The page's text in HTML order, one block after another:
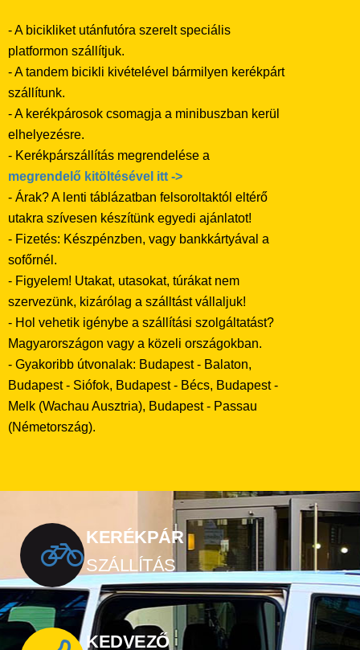
- A bicikliket utánfutóra szerelt speciális
platformon szállítjuk.
- A tandem bicikli kivételével bármilyen kerékpárt
szállítunk.
- A kerékpárosok csomagja a minibuszban kerül
elhelyezésre.
- Kerékpárszállítás megrendelése a
megrendelő kitöltésével itt ->
- Árak? A lenti táblázatban felsoroltaktól eltérő
utakra szívesen készítünk egyedi ajánlatot!
- Fizetés: Készpénzben, vagy bankkártyával a
sofőrnél.
- Figyelem! Utakat, utasokat, túrákat nem
szervezünk, kizárólag a szálltást vállaljuk!
- Hol vehetik igénybe a szállítási szolgáltatást?
Magyarországon vagy a közeli országokban.
- Gyakoribb útvonalak: Budapest - Balaton,
Budapest - Siófok, Budapest - Bécs, Budapest -
Melk (Wachau Ausztria), Budapest - Passau
(Németország).
KERÉKPÁR
SZÁLLÍTÁS
KEDVEZŐ